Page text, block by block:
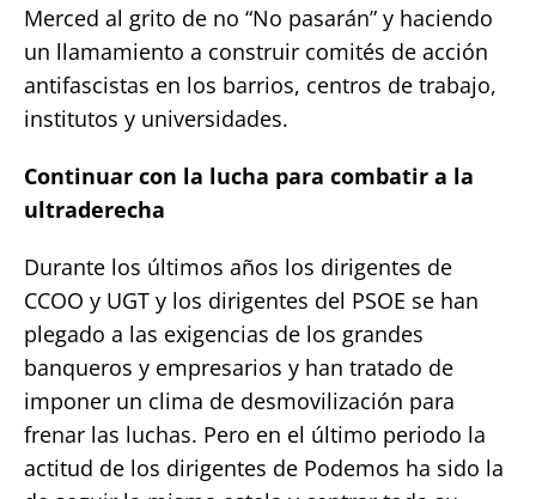
Merced al grito de no “No pasarán” y haciendo
un llamamiento a construir comités de acción
antifascistas en los barrios, centros de trabajo,
institutos y universidades.
Continuar con la lucha para combatir a la
ultraderecha
Durante los últimos años los dirigentes de
CCOO y UGT y los dirigentes del PSOE se han
plegado a las exigencias de los grandes
banqueros y empresarios y han tratado de
imponer un clima de desmovilización para
frenar las luchas. Pero en el último periodo la
actitud de los dirigentes de Podemos ha sido la